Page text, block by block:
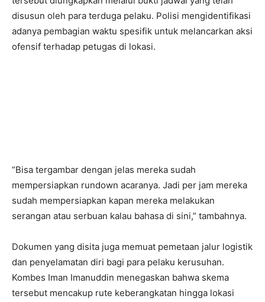
disusun oleh para terduga pelaku. Polisi mengidentifikasi
adanya pembagian waktu spesifik untuk melancarkan aksi
ofensif terhadap petugas di lokasi.
“Bisa tergambar dengan jelas mereka sudah
mempersiapkan rundown acaranya. Jadi per jam mereka
sudah mempersiapkan kapan mereka melakukan
serangan atau serbuan kalau bahasa di sini,” tambahnya.
Dokumen yang disita juga memuat pemetaan jalur logistik
dan penyelamatan diri bagi para pelaku kerusuhan.
Kombes Iman Imanuddin menegaskan bahwa skema
tersebut mencakup rute keberangkatan hingga lokasi